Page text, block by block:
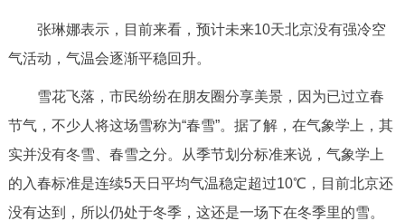
张琳娜表示，目前来看，预计未来10天北京没有强冷空
气活动，气温会逐渐平稳回升。
雪花飞落，市民纷纷在朋友圈分享美景，因为已过立春
节气，不少人将这场雪称为“春雪”。据了解，在气象学上，其
实并没有冬雪、春雪之分。从季节划分标准来说，气象学上
的入春标准是连续5天日平均气温稳定超过10℃，目前北京还
没有达到，所以仍处于冬季，这还是一场下在冬季里的雪。